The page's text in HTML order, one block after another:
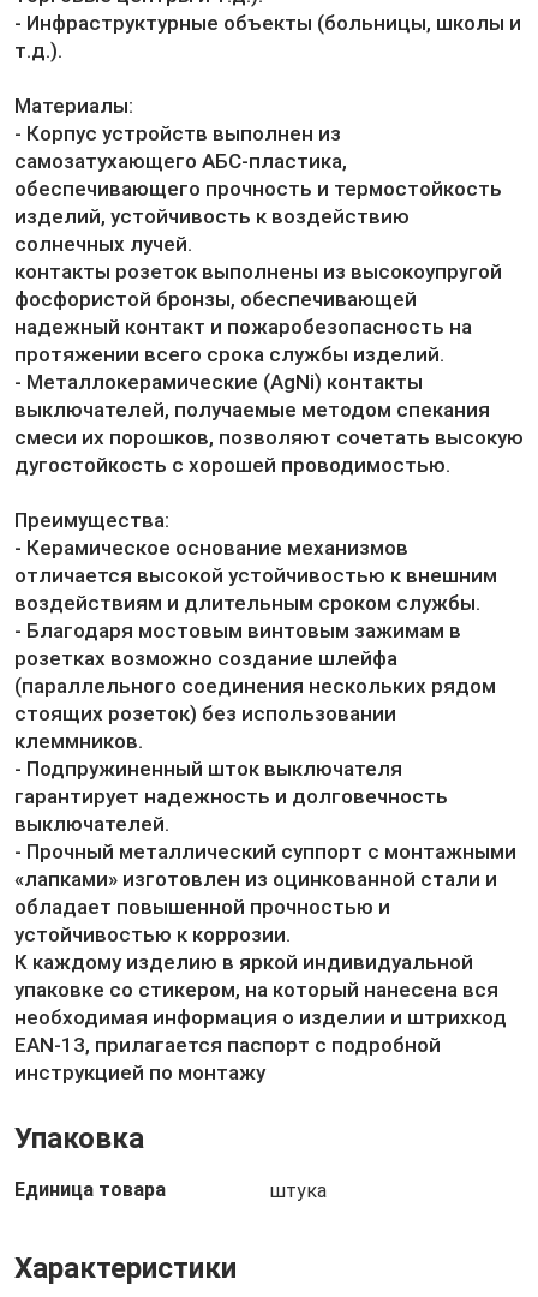
- Инфраструктурные объекты (больницы, школы и
т.д.).
Материалы:
- Корпус устройств выполнен из
самозатухающего АБС-пластика,
обеспечивающего прочность и термостойкость
изделий, устойчивость к воздействию
солнечных лучей.
контакты розеток выполнены из высокоупругой
фосфористой бронзы, обеспечивающей
надежный контакт и пожаробезопасность на
протяжении всего срока службы изделий.
- Металлокерамические (AgNi) контакты
выключателей, получаемые методом спекания
смеси их порошков, позволяют сочетать высокую
дугостойкость с хорошей проводимостью.
Преимущества:
- Керамическое основание механизмов
отличается высокой устойчивостью к внешним
воздействиям и длительным сроком службы.
- Благодаря мостовым винтовым зажимам в
розетках возможно создание шлейфа
(параллельного соединения нескольких рядом
стоящих розеток) без использовании
клеммников.
- Подпружиненный шток выключателя
гарантирует надежность и долговечность
выключателей.
- Прочный металлический суппорт с монтажными
«лапками» изготовлен из оцинкованной стали и
обладает повышенной прочностью и
устойчивостью к коррозии.
К каждому изделию в яркой индивидуальной
упаковке со стикером, на который нанесена вся
необходимая информация о изделии и штрихкод
EAN-13, прилагается паспорт с подробной
инструкцией по монтажу
Упаковка
Единица товара штука
Характеристики